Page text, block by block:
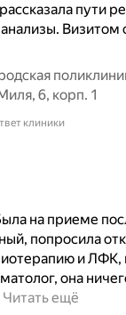
пути
Визитом
6, корп. 1
клиники
на приеме
попросила
и ЛФК,
она
Читать ещё